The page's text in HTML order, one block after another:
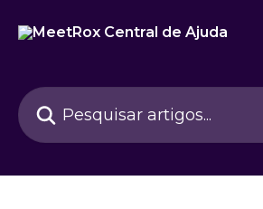
Pesquisar artigos...